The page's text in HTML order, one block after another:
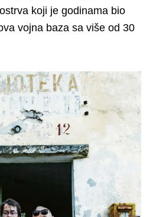
koji je godinama bio
vojna baza sa više od 30